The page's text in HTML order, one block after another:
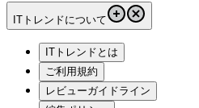
ITトレンドについて
ITトレンドとは
ご利用規約
レビューガイドライン